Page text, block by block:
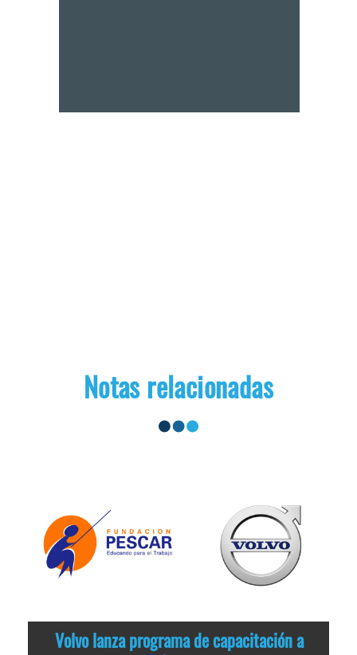
Notas relacionadas
Volvo lanza programa de capacitación a